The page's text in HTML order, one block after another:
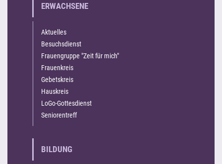
ERWACHSENE
Aktuelles
Besuchsdienst
Frauengruppe "Zeit für mich"
Frauenkreis
Gebetskreis
Hauskreis
LoGo-Gottesdienst
Seniorentreff
BILDUNG